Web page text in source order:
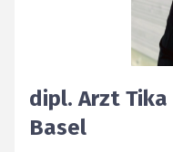
dipl. Arzt Tika
Basel